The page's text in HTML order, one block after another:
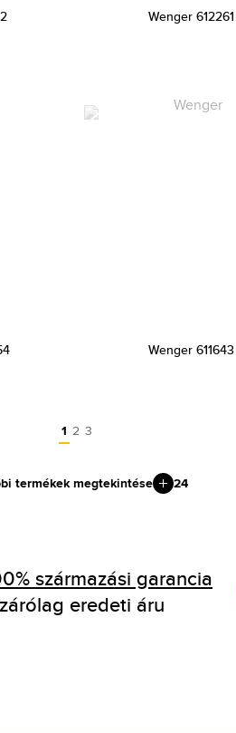
Wenger 612261
Wenger 611643
1 2 3
termékek megtekintése 24
származási garancia
eredeti áru